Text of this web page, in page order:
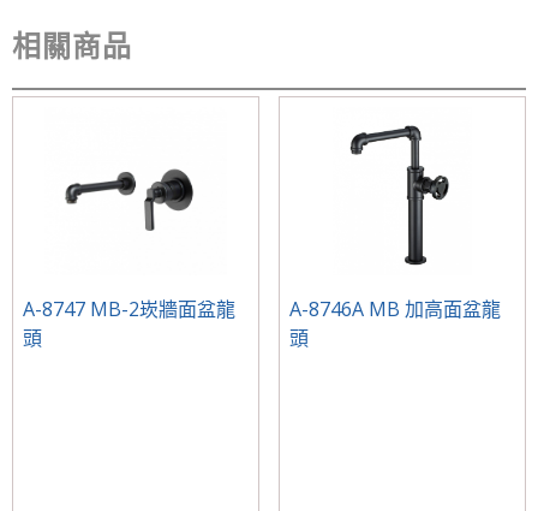
相關商品
A-8747 MB-2崁牆面盆龍
頭
A-8746A MB 加高面盆龍
頭